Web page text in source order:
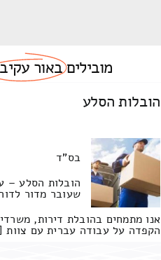
מוביליםבאור
הובלות הסלע
בס"ד
הובלות הסלע –
שעובר מדור
אנו מתמחים בהובלת דירות,
הקפדה על עבודה עברית עם